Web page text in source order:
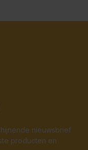
nieuwsbrief
producten en